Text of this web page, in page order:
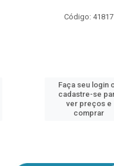
Código: 41817
Faça seu login
cadastre-se
ver preços e
comprar